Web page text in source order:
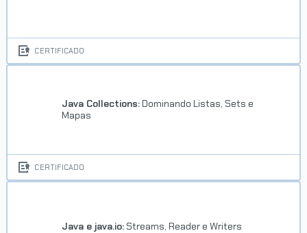
CERTIFICADO
Java Collections: Dominando Listas, Sets e
Mapas
CERTIFICADO
Java e java.io: Streams, Reader e Writers